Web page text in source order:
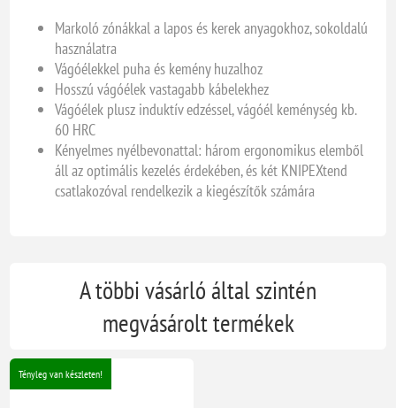
Markoló zónákkal a lapos és kerek anyagokhoz, sokoldalú
használatra
Vágóélekkel puha és kemény huzalhoz
Hosszú vágóélek vastagabb kábelekhez
Vágóélek plusz induktív edzéssel, vágóél keménység kb.
60 HRC
Kényelmes nyélbevonattal: három ergonomikus elemből
áll az optimális kezelés érdekében, és két KNIPEXtend
csatlakozóval rendelkezik a kiegészítők számára
A többi vásárló által szintén
megvásárolt termékek
Tényleg van készleten!